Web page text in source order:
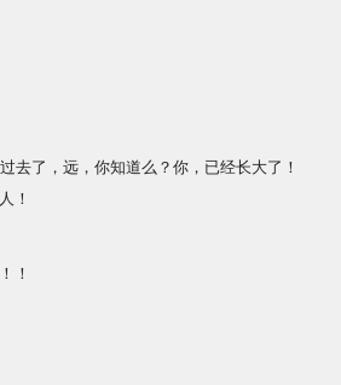
去了，远，你知道么？你，已经长大了！
！
！